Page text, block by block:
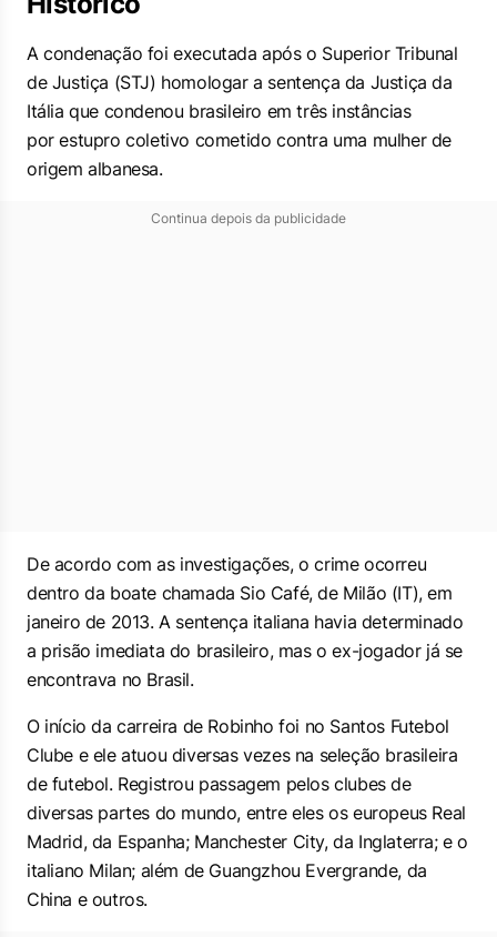
A condenação foi executada após o Superior Tribunal
de Justiça (STJ) homologar a sentença da Justiça da
Itália que condenou brasileiro em três instâncias
por estupro coletivo cometido contra uma mulher de
origem albanesa.
Continua depois da publicidade
De acordo com as investigações, o crime ocorreu
dentro da boate chamada Sio Café, de Milão (IT), em
janeiro de 2013. A sentença italiana havia determinado
a prisão imediata do brasileiro, mas o ex-jogador já se
encontrava no Brasil.
O início da carreira de Robinho foi no Santos Futebol
Clube e ele atuou diversas vezes na seleção brasileira
de futebol. Registrou passagem pelos clubes de
diversas partes do mundo, entre eles os europeus Real
Madrid, da Espanha; Manchester City, da Inglaterra; e o
italiano Milan; além de Guangzhou Evergrande, da
China e outros.